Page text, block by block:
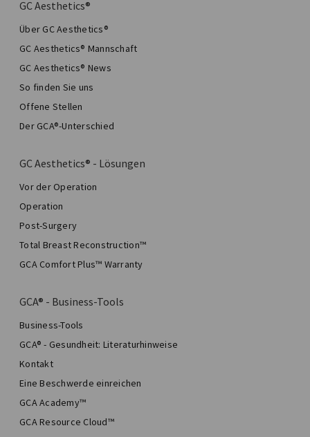
GC Aesthetics®
Über GC Aesthetics®
GC Aesthetics® Mannschaft
GC Aesthetics® News
So finden Sie uns
Offene Stellen
Der GCA®-Unterschied
GC Aesthetics® - Lösungen
Vor der Operation
Operation
Post-Surgery
Total Breast Reconstruction™
GCA Comfort Plus™ Warranty
GCA® - Business-Tools
Business-Tools
GCA® - Gesundheit: Literaturhinweise
Kontakt
Eine Beschwerde einreichen
GCA Academy™
GCA Resource Cloud™